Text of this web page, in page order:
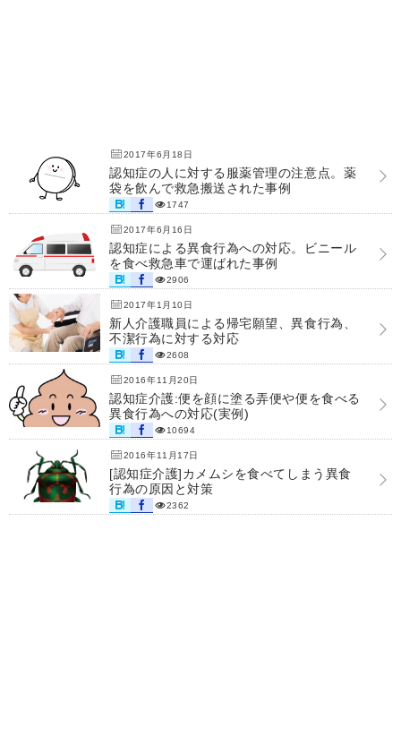
2017年6月18日
認知症の人に対する服薬管理の注意点。薬
袋を飲んで救急搬送された事例
1747
2017年6月16日
認知症による異食行為への対応。ビニール
を食べ救急車で運ばれた事例
2906
2017年1月10日
新人介護職員による帰宅願望、異食行為、
不潔行為に対する対応
2608
2016年11月20日
認知症介護:便を顔に塗る弄便や便を食べる
異食行為への対応(実例)
10694
2016年11月17日
[認知症介護]カメムシを食べてしまう異食
行為の原因と対策
2362